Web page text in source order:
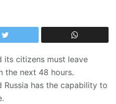
its citizens must leave
the next 48 hours.
Russia has the capability to